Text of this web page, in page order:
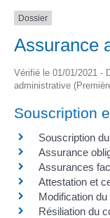
Dossier
Assurance
Vérifié le 01/01/2021 -
administrative
Souscription
Souscription
Assurance
Assurances
Attestation et
Modification
Résiliation du